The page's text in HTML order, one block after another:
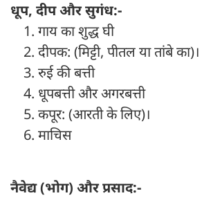
धूप, दीप और सुगंध:-
गाय का शुद्ध घी
दीपक: (मिट्टी, पीतल या तांबे का)।
रुई की बत्ती
धूपबत्ती और अगरबत्ती
कपूर: (आरती के लिए)।
माचिस
नैवेद्य (भोग) और प्रसाद:-